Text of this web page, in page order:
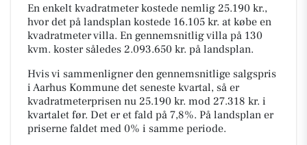
En enkelt kvadratmeter kostede nemlig 25.190 kr.,
hvor det på landsplan kostede 16.105 kr. at købe en
kvadratmeter villa. En gennemsnitlig villa på 130
kvm. koster således 2.093.650 kr. på landsplan.
Hvis vi sammenligner den gennemsnitlige salgspris
i Aarhus Kommune det seneste kvartal, så er
kvadratmeterprisen nu 25.190 kr. mod 27.318 kr. i
kvartalet før. Det er et fald på 7,8%. På landsplan er
priserne faldet med 0% i samme periode.